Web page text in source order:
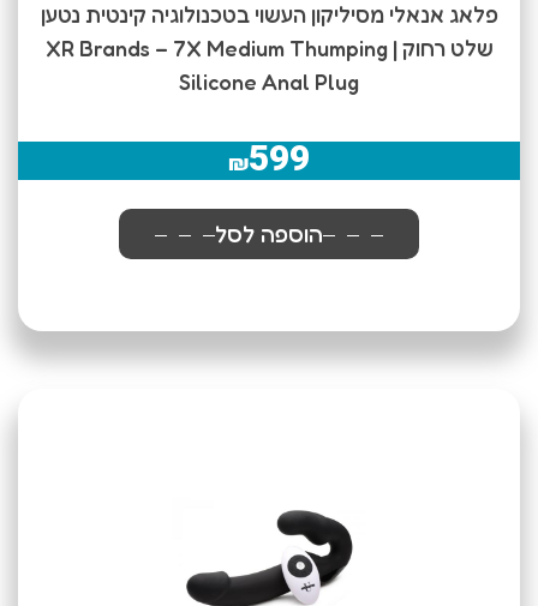
פלאג אנאלי מסיליקון העשוי בטכנולוגיה קינטית נטען
שלט רחוק | XR Brands – 7X Medium Thumping
Silicone Anal Plug
₪599
הוספה לסל